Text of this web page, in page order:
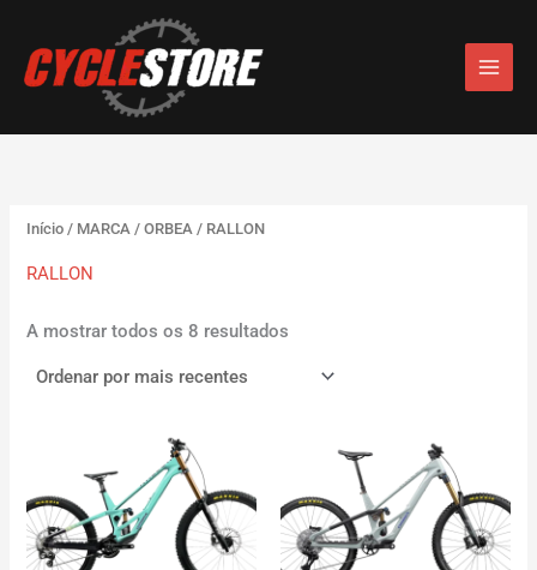
content
l
e
c
e
m
c
a
Início / MARCA /ORBEA / RALLON
RALLON
A mostrar todos os 8 resultados